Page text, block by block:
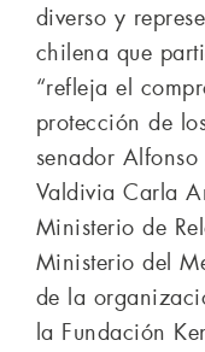
diverso y
chilena que
“refleja el
protección de
senador
Valdivia Carla
Ministerio de
Ministerio del
de la
la Fundación